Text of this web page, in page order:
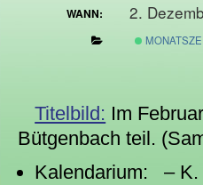
WANN: 2.
Titelbild: Im
Bütgenbach teil.
Kalendarium: – K.